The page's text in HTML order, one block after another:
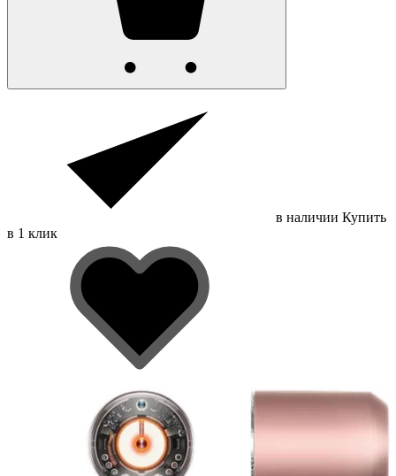
в наличии Купить
в 1 клик